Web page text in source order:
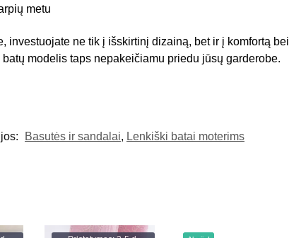
metu
ne tik į išskirtinį dizainą, bet ir į komfortą bei
modelis taps nepakeičiamu priedu jūsų garderobe.
Basutės ir sandalai, Lenkiški batai moterims